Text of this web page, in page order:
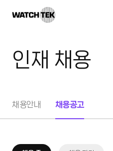
인재 채용
채용안내 채용공고